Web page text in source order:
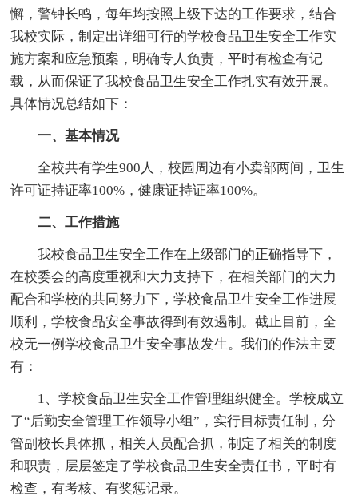
懈，警钟长鸣，每年均按照上级下达的工作要求，结合
我校实际，制定出详细可行的学校食品卫生安全工作实
施方案和应急预案，明确专人负责，平时有检查有记
载，从而保证了我校食品卫生安全工作扎实有效开展。
具体情况总结如下：
一、基本情况
全校共有学生900人，校园周边有小卖部两间，卫生
许可证持证率100%，健康证持证率100%。
二、工作措施
我校食品卫生安全工作在上级部门的正确指导下，
在校委会的高度重视和大力支持下，在相关部门的大力
配合和学校的共同努力下，学校食品卫生安全工作进展
顺利，学校食品安全事故得到有效遏制。截止目前，全
校无一例学校食品卫生安全事故发生。我们的作法主要
有：
1、学校食品卫生安全工作管理组织健全。学校成立
了“后勤安全管理工作领导小组”，实行目标责任制，分
管副校长具体抓，相关人员配合抓，制定了相关的制度
和职责，层层签定了学校食品卫生安全责任书，平时有
检查，有考核、有奖惩记录。